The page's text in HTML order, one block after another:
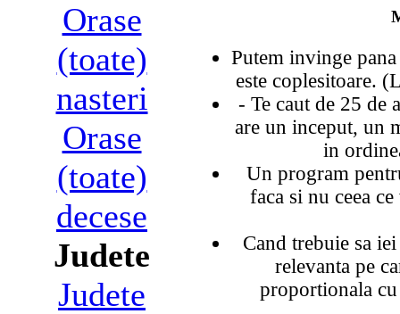
Orase
(toate)
nasteri
Orase
(toate)
decese
Judete
Judete
Putem invinge
este coplesitoare.
- Te caut de 25 de
are un inceput, un
in
Un program
faca si nu ceea
Cand trebuie sa
relevanta pe
proportionala